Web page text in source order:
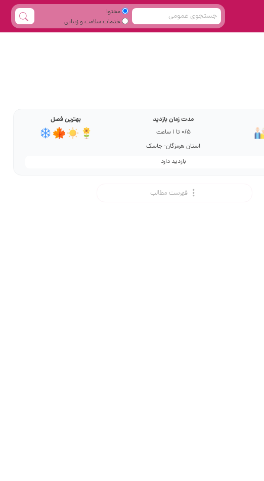
محتوا
خدمات سلامت و زیبایی
مدت زمان بازدید
0/5 تا 1 ساعت
بهترین فصل
استان هرمزگان- جاسک
بازدید دارد
فهرست مطالب